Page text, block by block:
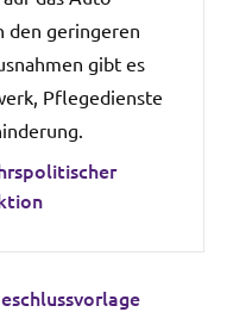
den geringeren
gibt es
Pflegedienste